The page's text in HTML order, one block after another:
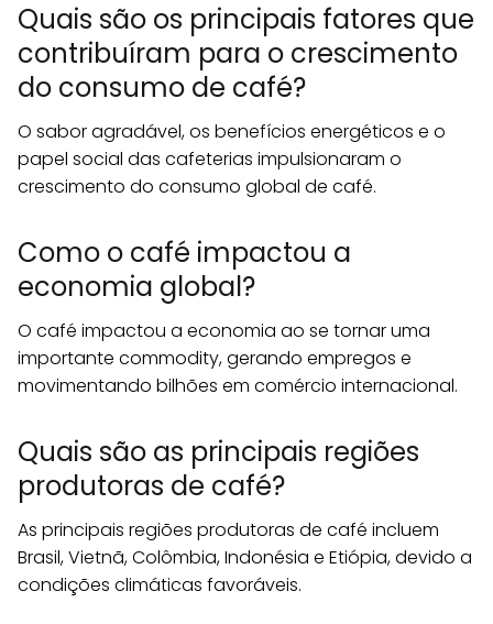
Quais são os principais fatores que
contribuíram para o crescimento
do consumo de café?
O sabor agradável, os benefícios energéticos e o
papel social das cafeterias impulsionaram o
crescimento do consumo global de café.
Como o café impactou a
economia global?
O café impactou a economia ao se tornar uma
importante commodity, gerando empregos e
movimentando bilhões em comércio internacional.
Quais são as principais regiões
produtoras de café?
As principais regiões produtoras de café incluem
Brasil, Vietnã, Colômbia, Indonésia e Etiópia, devido a
condições climáticas favoráveis.